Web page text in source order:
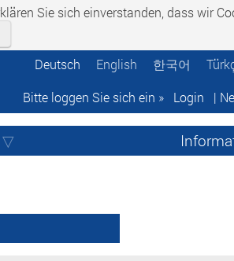
Sie sich einverstanden, dass wir
Deutsch
English 한국어
Bitte loggen Sie sich ein »
Login |